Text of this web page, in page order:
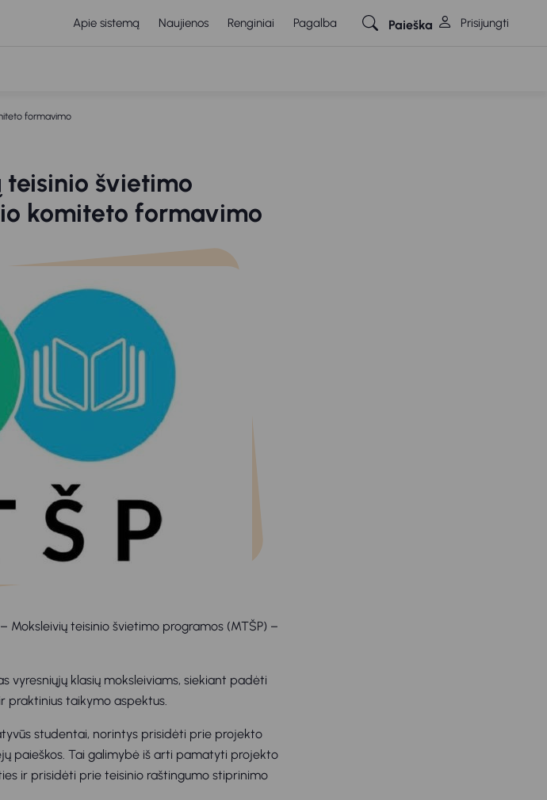
Apie sistemą Naujienos Renginiai Pagalba Paieška Prisijungti
formavimo
teisinio švietimo
komiteto formavimo
teisinio švietimo programos (MTŠP) –
vyresniųjų klasių moksleiviams, siekiant padėti
praktinius taikymo aspektus.
studentai, norintys prisidėti prie projekto
paieškos. Tai galimybė iš arti pamatyti projekto
ir prisidėti prie teisinio raštingumo stiprinimo